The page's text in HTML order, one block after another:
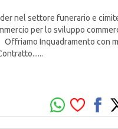
nel settore funerario e
per lo sviluppo
Offriamo Inquadramento con